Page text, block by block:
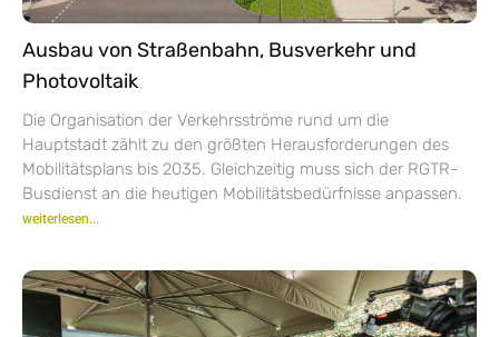
Ausbau von Straßenbahn, Busverkehr und
Photovoltaik
Die Organisation der Verkehrsströme rund um die
Hauptstadt zählt zu den größten Herausforderungen des
Mobilitätsplans bis 2035. Gleichzeitig muss sich der RGTR-
Busdienst an die heutigen Mobilitätsbedürfnisse anpassen.
weiterlesen...